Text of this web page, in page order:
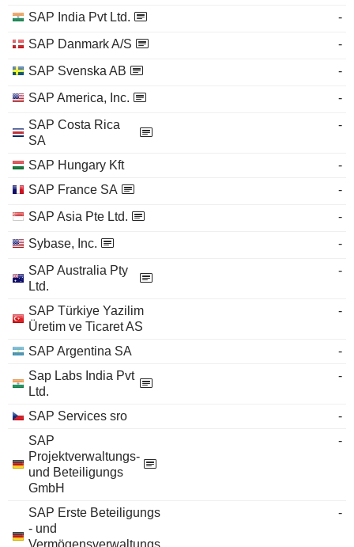
SAP India Pvt Ltd.
-
SAP Danmark A/S
-
SAP Svenska AB
-
SAP America, Inc.
-
SAP Costa Rica
SA
-
SAP Hungary Kft
-
SAP France SA
-
SAP Asia Pte Ltd.
-
Sybase, Inc.
-
SAP Australia Pty
Ltd.
-
SAP Türkiye Yazilim
Üretim ve Ticaret AS
-
SAP Argentina SA
-
Sap Labs India Pvt
Ltd.
-
SAP Services sro
-
SAP
Projektverwaltungs-
und Beteiligungs
GmbH
-
SAP Erste Beteiligungs
- und
Vermögensverwaltungs
-